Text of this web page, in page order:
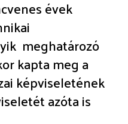
évek
meghatározó
kapta meg a
képviseletének
azóta is